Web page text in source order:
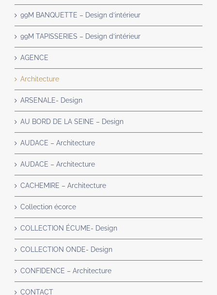
99M BANQUETTE – Design d’intérieur
99M TAPISSERIES – Design d’intérieur
AGENCE
Architecture
ARSENALE- Design
AU BORD DE LA SEINE – Design
AUDACE – Architecture
AUDACE – Architecture
CACHEMIRE – Architecture
Collection écorce
COLLECTION ÉCUME- Design
COLLECTION ONDE- Design
CONFIDENCE – Architecture
CONTACT